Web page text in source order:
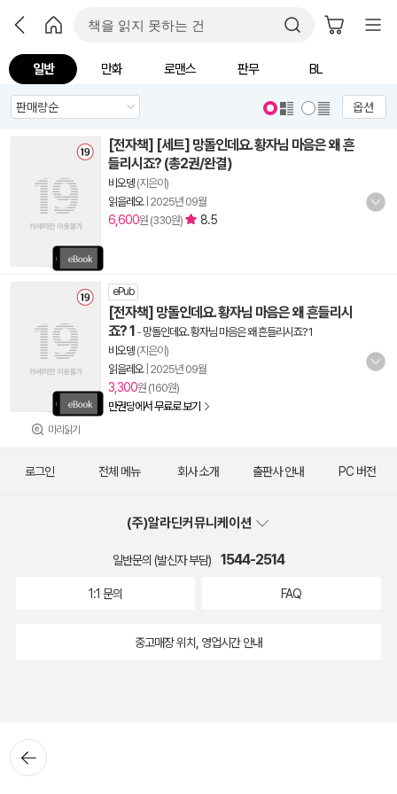
일반 만화 로맨스 판무 BL
옵션
[전자책] [세트] 망돌인데요. 황자님 마음은 왜 흔
들리시죠? (총2권/완결)
비오뎅 (지은이)
읽을레오| 2025년 09월
6,600원 (330원) 8.5
미리읽기
ePub
[전자책] 망돌인데요. 황자님 마음은 왜 흔들리시
죠? 1 - 망돌인데요. 황자님 마음은 왜 흔들리시죠? 1
비오뎅 (지은이)
읽을레오| 2025년 09월
3,300원 (160원)
만권당에서 무료로 보기
뒤로가
기
로그인 전체 메뉴 회사 소개 출판사 안내 PC 버전
(주)알라딘커뮤니케이션
일반문의 (발신자 부담) 1544-2514
1:1 문의 FAQ
중고매장 위치, 영업시간 안내